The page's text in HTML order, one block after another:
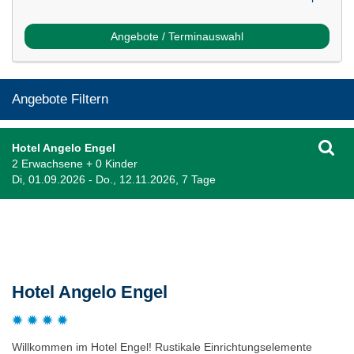
Angebote / Terminauswahl
Angebote Filtern
Hotel Angelo Engel
2 Erwachsene + 0 Kinder
Di, 01.09.2026 - Do., 12.11.2026, 7 Tage
Hotel Angelo Engel
Willkommen im Hotel Engel! Rustikale Einrichtungselemente